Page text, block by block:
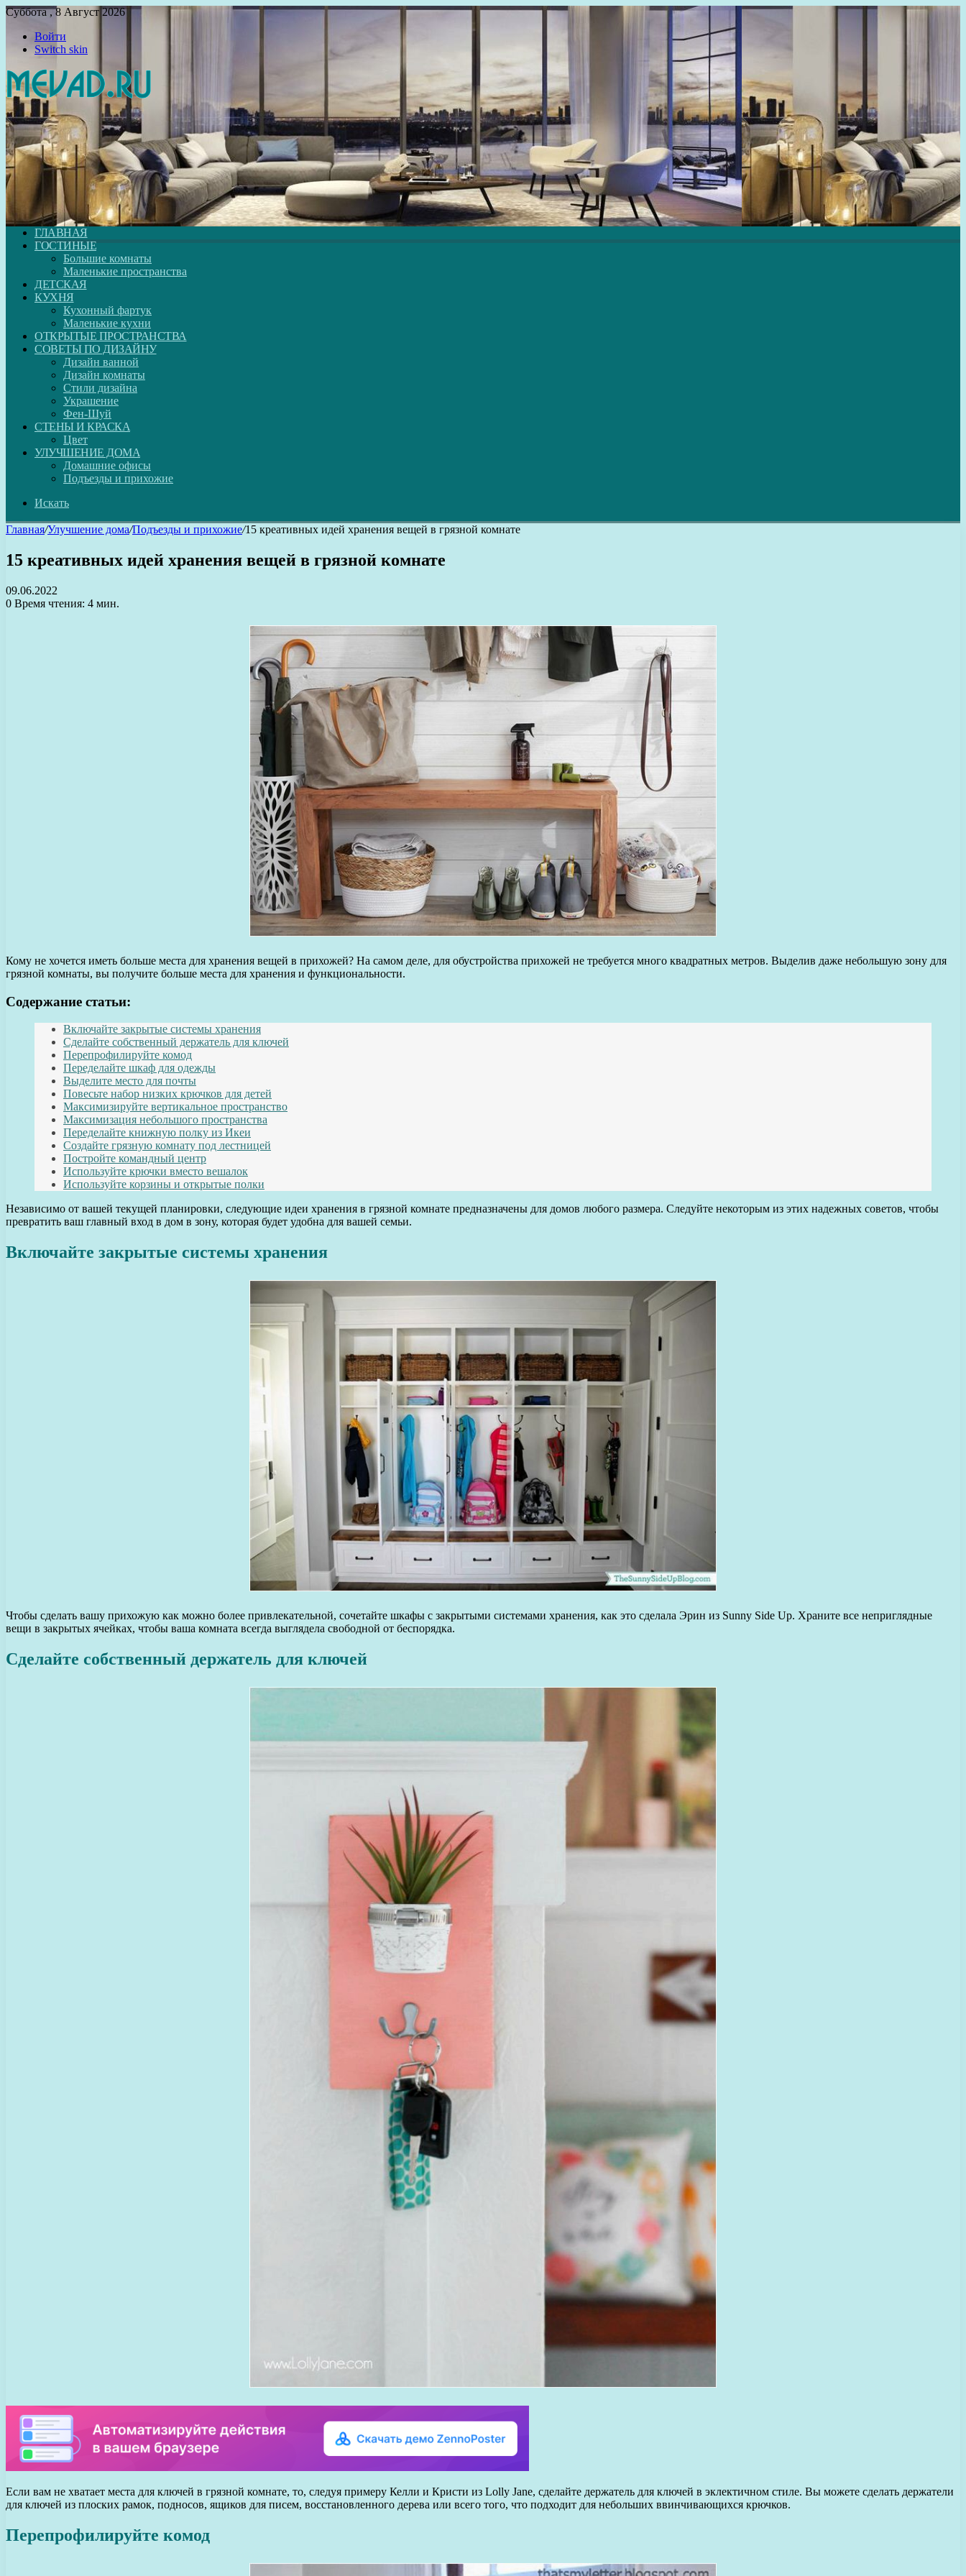
Суббота , 8 Август 2026
Войти
Switch skin
ГЛАВНАЯ
ГОСТИНЫЕ
Большие комнаты
Маленькие пространства
ДЕТСКАЯ
КУХНЯ
Кухонный фартук
Маленькие кухни
ОТКРЫТЫЕ ПРОСТРАНСТВА
СОВЕТЫ ПО ДИЗАЙНУ
Дизайн ванной
Дизайн комнаты
Стили дизайна
Украшение
Фен-Шуй
СТЕНЫ И КРАСКА
Цвет
УЛУЧШЕНИЕ ДОМА
Домашние офисы
Подъезды и прихожие
Искать
Главная/Улучшение дома/Подъезды и прихожие/15 креативных идей хранения вещей в грязной комнате
15 креативных идей хранения вещей в грязной комнате
09.06.2022
0 Время чтения: 4 мин.
Кому не хочется иметь больше места для хранения вещей в прихожей? На самом деле, для обустройства прихожей не требуется много квадратных метров. Выделив даже небольшую зону для
грязной комнаты, вы получите больше места для хранения и функциональности.
Содержание статьи:
Включайте закрытые системы хранения
Сделайте собственный держатель для ключей
Перепрофилируйте комод
Переделайте шкаф для одежды
Выделите место для почты
Повесьте набор низких крючков для детей
Максимизируйте вертикальное пространство
Максимизация небольшого пространства
Переделайте книжную полку из Икеи
Создайте грязную комнату под лестницей
Постройте командный центр
Используйте крючки вместо вешалок
Используйте корзины и открытые полки
Независимо от вашей текущей планировки, следующие идеи хранения в грязной комнате предназначены для домов любого размера. Следуйте некоторым из этих надежных советов, чтобы
превратить ваш главный вход в дом в зону, которая будет удобна для вашей семьи.
Включайте закрытые системы хранения
Чтобы сделать вашу прихожую как можно более привлекательной, сочетайте шкафы с закрытыми системами хранения, как это сделала Эрин из Sunny Side Up. Храните все неприглядные
вещи в закрытых ячейках, чтобы ваша комната всегда выглядела свободной от беспорядка.
Сделайте собственный держатель для ключей
Если вам не хватает места для ключей в грязной комнате, то, следуя примеру Келли и Кристи из Lolly Jane, сделайте держатель для ключей в эклектичном стиле. Вы можете сделать держатели
для ключей из плоских рамок, подносов, ящиков для писем, восстановленного дерева или всего того, что подходит для небольших ввинчивающихся крючков.
Перепрофилируйте комод